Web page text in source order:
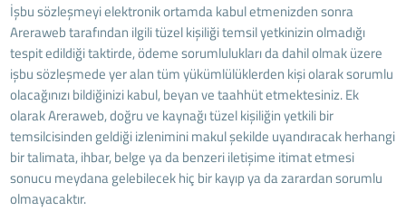
İşbu sözleşmeyi elektronik ortamda kabul etmenizden sonra
Areraweb tarafından ilgili tüzel kişiliği temsil yetkinizin olmadığı
tespit edildiği taktirde, ödeme sorumlulukları da dahil olmak üzere
işbu sözleşmede yer alan tüm yükümlülüklerden kişi olarak sorumlu
olacağınızı bildiğinizi kabul, beyan ve taahhüt etmektesiniz. Ek
olarak Areraweb, doğru ve kaynağı tüzel kişiliğin yetkili bir
temsilcisinden geldiği izlenimini makul şekilde uyandıracak herhangi
bir talimata, ihbar, belge ya da benzeri iletişime itimat etmesi
sonucu meydana gelebilecek hiç bir kayıp ya da zarardan sorumlu
olmayacaktır.